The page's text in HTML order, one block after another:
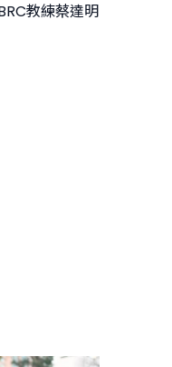
教練蔡達明